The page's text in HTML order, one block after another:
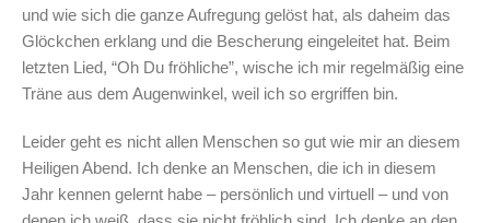
und wie sich die ganze Aufregung gelöst hat, als daheim das
Glöckchen erklang und die Bescherung eingeleitet hat. Beim
letzten Lied, “Oh Du fröhliche”, wische ich mir regelmäßig eine
Träne aus dem Augenwinkel, weil ich so ergriffen bin.
Leider geht es nicht allen Menschen so gut wie mir an diesem
Heiligen Abend. Ich denke an Menschen, die ich in diesem
Jahr kennen gelernt habe – persönlich und virtuell – und von